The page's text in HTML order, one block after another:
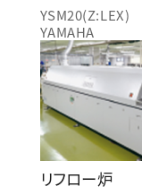
YSM20(Z:LEX)
YAMAHA
リフロー炉